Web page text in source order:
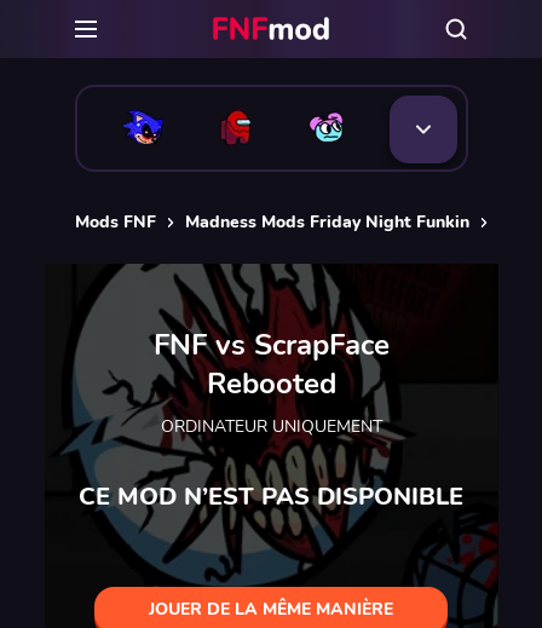
Mods FNF Madness Mods Friday Night Funkin
FNF vs ScrapFace
Rebooted
ORDINATEUR UNIQUEMENT
CE MOD N’EST PAS DISPONIBLE
JOUER DE LA MÊME MANIÈRE